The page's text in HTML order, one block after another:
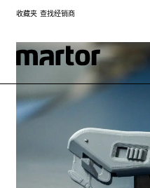
收藏夹 查找经销商
SECUMAX 370